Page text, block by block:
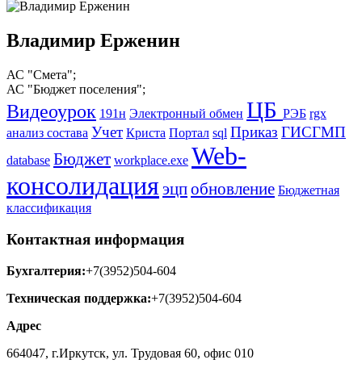
Владимир Ерженин
АС "Смета";
АС "Бюджет поселения";
Видеоурок 191н Электронный обмен ЦБ РЭБ rgx
анализ состава Учет Криста Портал sql Приказ ГИСГМП
database Бюджет workplace.exe Web-
консолидацияэцпобновление Бюджетная
классификация
Контактная информация
Бухгалтерия:+7(3952)504-604
Техническая поддержка:+7(3952)504-604
Адрес
664047, г.Иркутск, ул. Трудовая 60, офис 010